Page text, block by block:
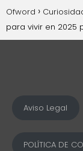
Ofword
para vivir en 2025
Aviso Legal
POLÍTICA DE